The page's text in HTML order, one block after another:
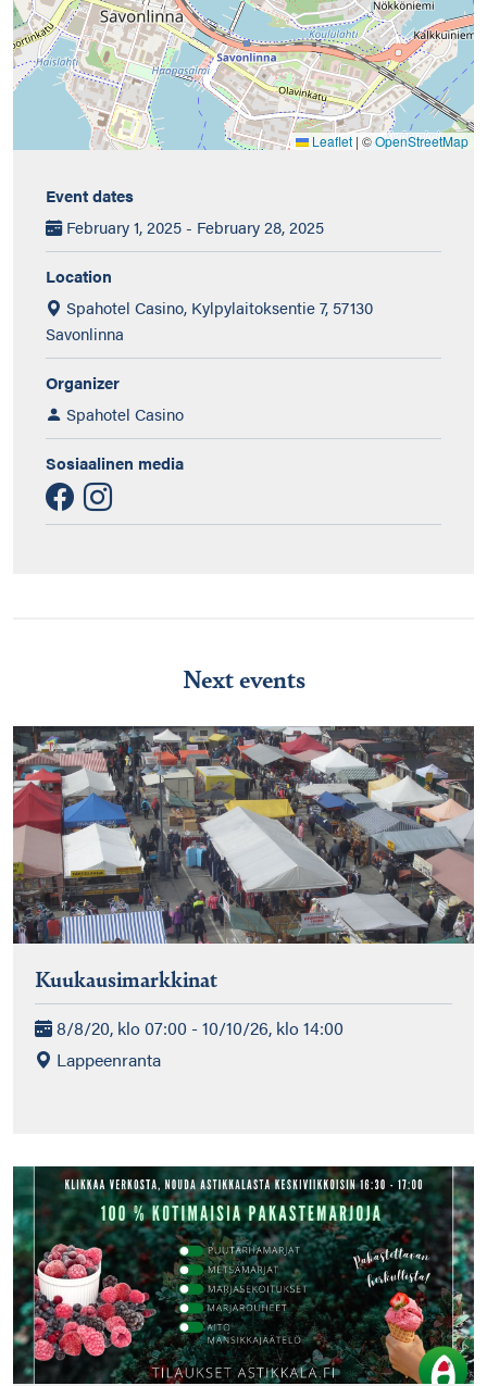
Leaflet | ©OpenStreetMap
Event dates
February 1, 2025 - February 28, 2025
Location
Spahotel Casino, Kylpylaitoksentie 7, 57130
Savonlinna
Organizer
Spahotel Casino
Sosiaalinen media
Next events
Kuukausimarkkinat
8/8/20, klo 07:00 - 10/10/26, klo 14:00
Lappeenranta